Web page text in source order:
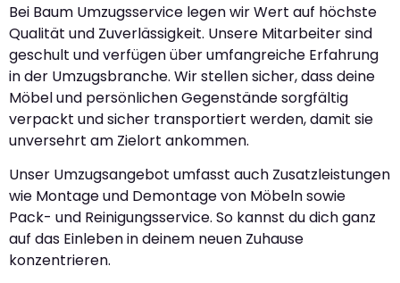
Bei Baum Umzugsservice legen wir Wert auf höchste
Qualität und Zuverlässigkeit. Unsere Mitarbeiter sind
geschult und verfügen über umfangreiche Erfahrung
in der Umzugsbranche. Wir stellen sicher, dass deine
Möbel und persönlichen Gegenstände sorgfältig
verpackt und sicher transportiert werden, damit sie
unversehrt am Zielort ankommen.
Unser Umzugsangebot umfasst auch Zusatzleistungen
wie Montage und Demontage von Möbeln sowie
Pack- und Reinigungsservice. So kannst du dich ganz
auf das Einleben in deinem neuen Zuhause
konzentrieren.